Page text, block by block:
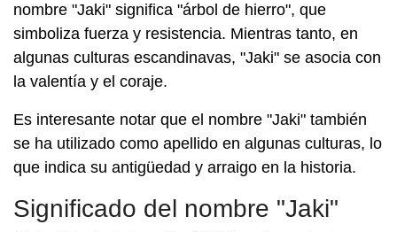
nombre "Jaki" significa "árbol de hierro", que
simboliza fuerza y ​​resistencia. Mientras tanto, en
algunas culturas escandinavas, "Jaki" se asocia con
la valentía y el coraje.
Es interesante notar que el nombre "Jaki" también
se ha utilizado como apellido en algunas culturas, lo
que indica su antigüedad y arraigo en la historia.
Significado del nombre "Jaki"